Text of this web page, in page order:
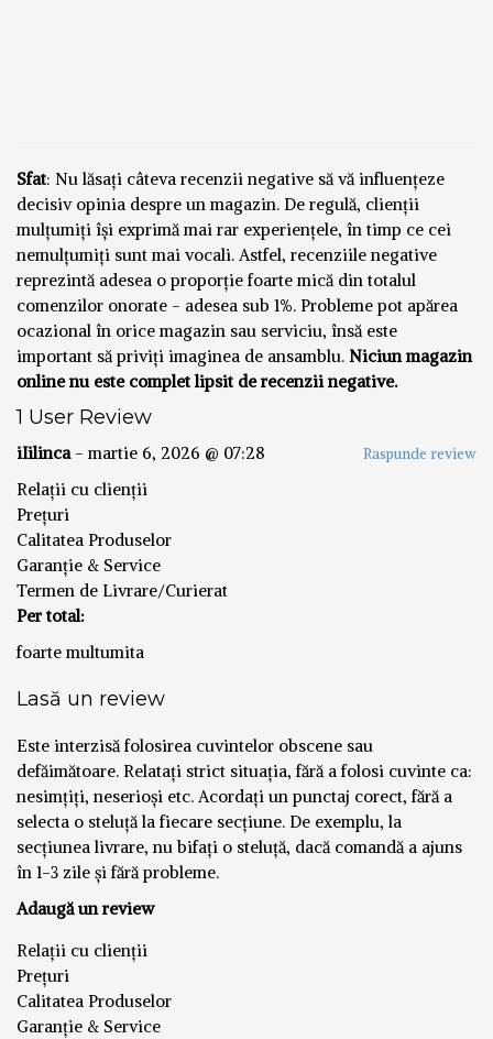
Sfat: Nu lăsați câteva recenzii negative să vă influențeze
decisiv opinia despre un magazin. De regulă, clienții
mulțumiți își exprimă mai rar experiențele, în timp ce cei
nemulțumiți sunt mai vocali. Astfel, recenziile negative
reprezintă adesea o proporție foarte mică din totalul
comenzilor onorate - adesea sub 1%. Probleme pot apărea
ocazional în orice magazin sau serviciu, însă este
important să priviți imaginea de ansamblu. Niciun magazin
online nu este complet lipsit de recenzii negative.
1 User Review
iIilinca- martie 6, 2026 @ 07:28 Raspunde review
Relații cu clienții
Prețuri
Calitatea Produselor
Garanție & Service
Termen de Livrare/Curierat
Per total:
foarte multumita
Lasă un review
Este interzisă folosirea cuvintelor obscene sau
defăimătoare. Relatați strict situația, fără a folosi cuvinte ca:
nesimțiți, neserioși etc. Acordați un punctaj corect, fără a
selecta o steluță la fiecare secțiune. De exemplu, la
secțiunea livrare, nu bifați o steluță, dacă comandă a ajuns
în 1-3 zile și fără probleme.
Adaugă un review
Relații cu clienții
Prețuri
Calitatea Produselor
Garanție & Service